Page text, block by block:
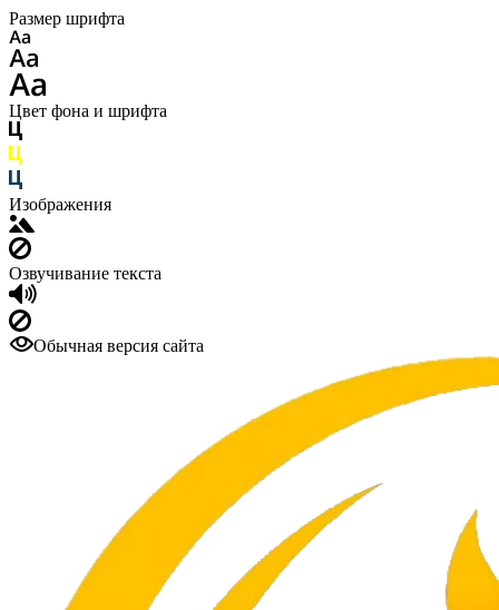
Размер шрифта
Цвет фона и шрифта
Изображения
Озвучивание текста
Обычная версия сайта